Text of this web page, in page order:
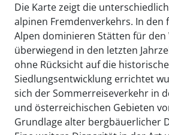
Die Karte zeigt die
alpinen Fremdenverkehrs. In den
Alpen dominieren Stätten für
überwiegend in den letzten
ohne Rücksicht auf die historische
Siedlungsentwicklung errichtet
sich der Sommerreiseverkehr in
und österreichischen Gebieten
Grundlage alter bergbäuerlicher